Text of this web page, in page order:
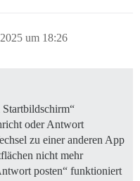
um 18:26
oder Antwort
zu einer anderen App
nicht mehr
posten“ funktioniert